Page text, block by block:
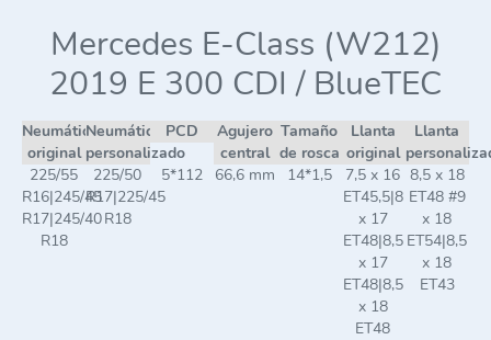
Mercedes E-Class (W212)
2019 E 300 CDI / BlueTEC
Neumático
original
Neumático
personalizado
PCD
Agujero
central
Tamaño
de rosca
Llanta
original
Llanta
225/55
R16|245/45
R17|245/40
R18
225/50
R17|225/45
R18
5*112 66,6 mm 14*1,5
7,5 x 16
ET45,5|8
x 17
ET48|8,5
x 17
ET48|8,5
x 18
ET48
8,5 x 18
ET48 #9
x 18
ET54|8,5
x 18
ET43